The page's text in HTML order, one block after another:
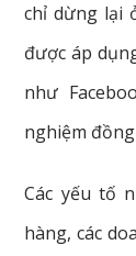
chỉ dừng lại
được áp
như
nghiệm
Các yếu tố
hàng, các